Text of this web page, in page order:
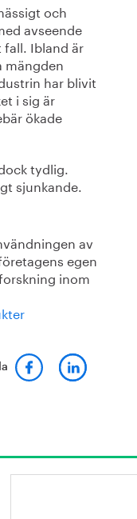
och
avseende
fall. Ibland är
mängden
har blivit
i sig är
ökade
tydlig.
sjunkande.
av
egen
inom